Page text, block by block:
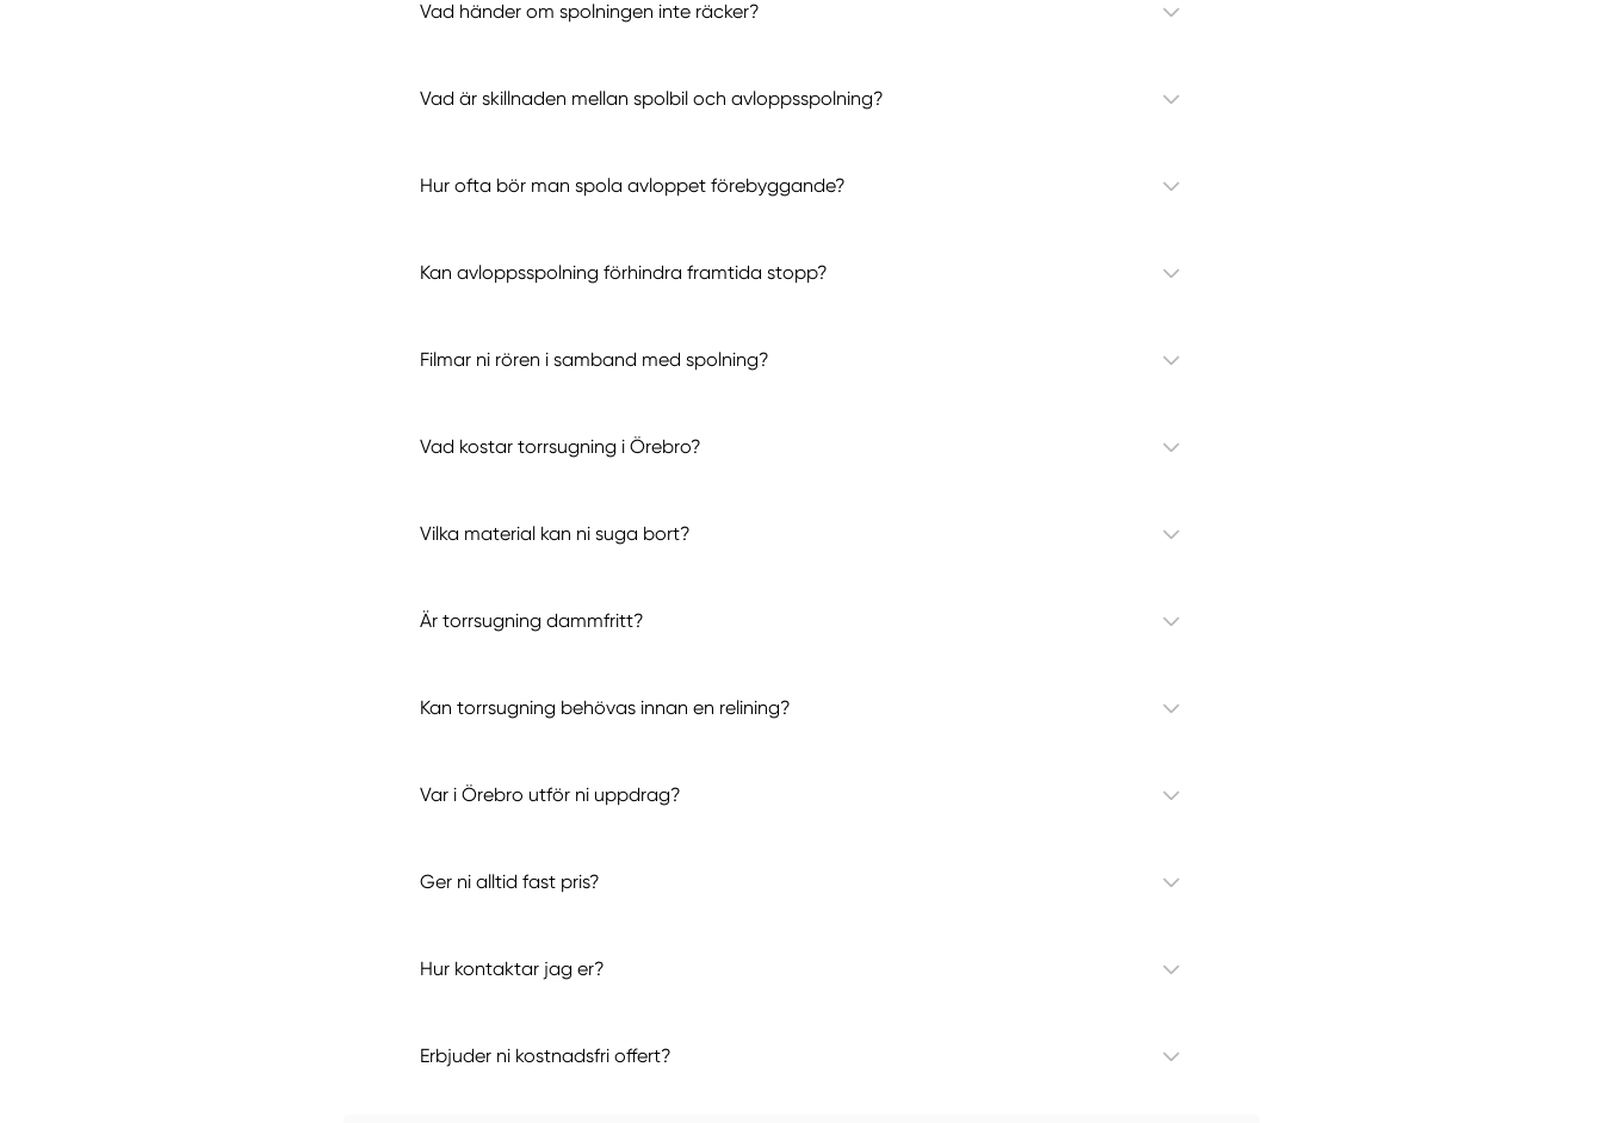
Vad händer om spolningen inte räcker?
Vad är skillnaden mellan spolbil och avloppsspolning?
Hur ofta bör man spola avloppet förebyggande?
Kan avloppsspolning förhindra framtida stopp?
Filmar ni rören i samband med spolning?
Vad kostar torrsugning i Örebro?
Vilka material kan ni suga bort?
Är torrsugning dammfritt?
Kan torrsugning behövas innan en relining?
Var i Örebro utför ni uppdrag?
Ger ni alltid fast pris?
Hur kontaktar jag er?
Erbjuder ni kostnadsfri offert?